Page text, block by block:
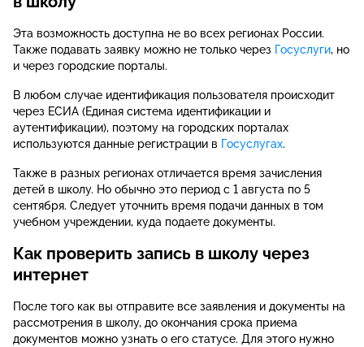
Эта возможность доступна не во всех регионах России.
Также подавать заявку можно не только через Госуслуги, но
и через городские порталы.
В любом случае идентификация пользователя происходит
через ЕСИА (Единая система идентификации и
аутентификации), поэтому на городских порталах
используются данные регистрации в Госуслугах.
Также в разных регионах отличается время зачисления
детей в школу. Но обычно это период с 1 августа по 5
сентября. Следует уточнить время подачи данных в том
учебном учреждении, куда подаете документы.
Как проверить запись в школу через
интернет
После того как вы отправите все заявления и документы на
рассмотрения в школу, до окончания срока приема
документов можно узнать о его статусе. Для этого нужно